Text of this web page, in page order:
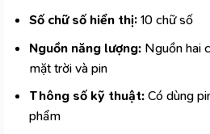
Số chữ số hiển thị:10 chữ số
Nguồn năng lượng:Nguồn hai
mặt trời và pin
Thông số kỹ thuật:Có dùng
phẩm